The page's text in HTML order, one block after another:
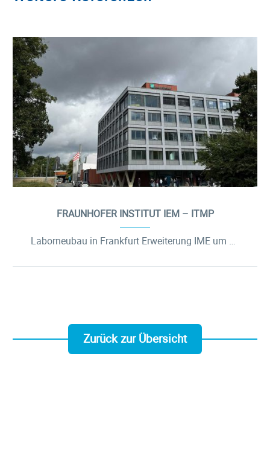
FRAUNHOFER INSTITUT IEM – ITMP
Laborneubau in Frankfurt Erweiterung IME um das Institut für Translationale Medizin und Pharmakologie ITMP
Zurück zur Übersicht